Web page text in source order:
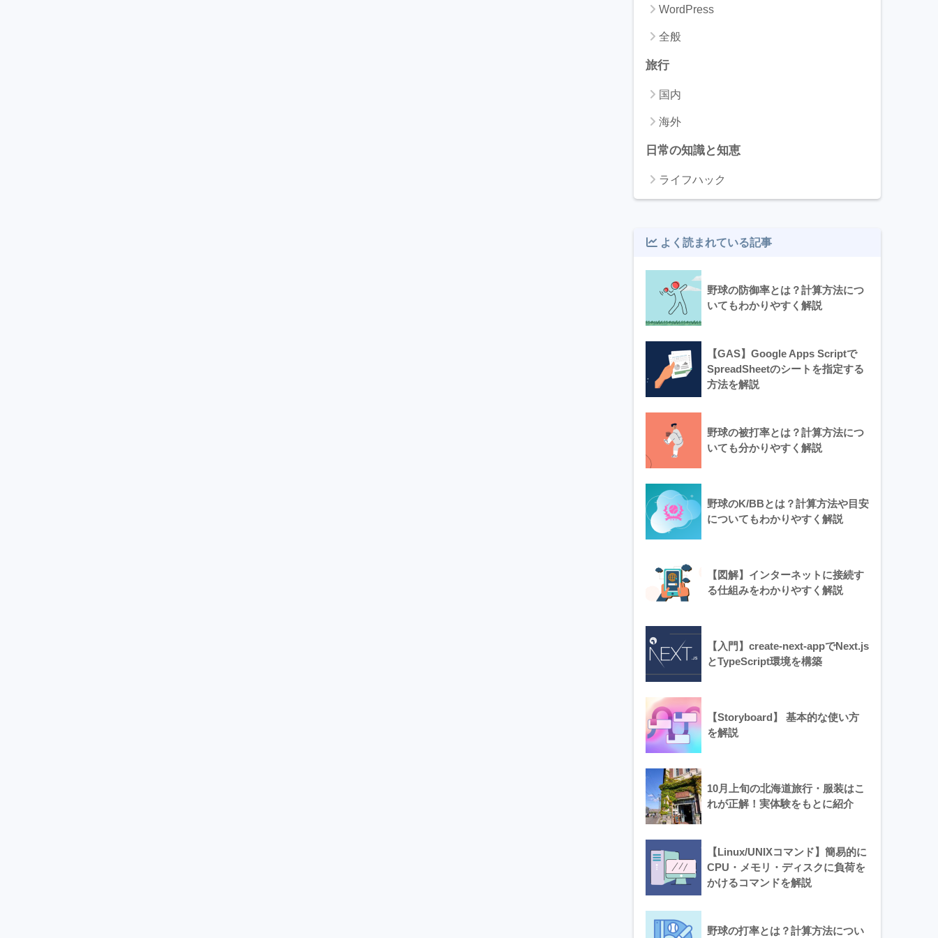
WordPress
全般
旅行
国内
海外
日常の知識と知恵
ライフハック
よく読まれている記事
野球の防御率とは？計算方法につ
いてもわかりやすく解説
【GAS】Google Apps Scriptで
SpreadSheetのシートを指定する
方法を解説
野球の被打率とは？計算方法につ
いても分かりやすく解説
野球のK/BBとは？計算方法や目安
についてもわかりやすく解説
【図解】インターネットに接続す
る仕組みをわかりやすく解説
【入門】create-next-appでNext.js
とTypeScript環境を構築
【Storyboard】 基本的な使い方
を解説
10月上旬の北海道旅行・服装はこ
れが正解！実体験をもとに紹介
【Linux/UNIXコマンド】簡易的に
CPU・メモリ・ディスクに負荷を
かけるコマンドを解説
野球の打率とは？計算方法につい